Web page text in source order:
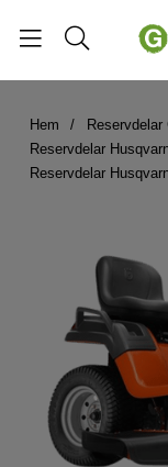
Hem
Reservdelar
Reservdelar
Reservdelar